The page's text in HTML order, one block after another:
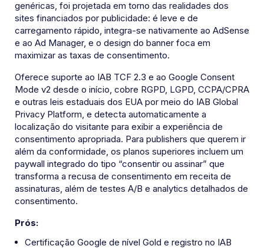
genéricas, foi projetada em torno das realidades dos
sites financiados por publicidade: é leve e de
carregamento rápido, integra-se nativamente ao AdSense
e ao Ad Manager, e o design do banner foca em
maximizar as taxas de consentimento.
Oferece suporte ao IAB TCF 2.3 e ao Google Consent
Mode v2 desde o início, cobre RGPD, LGPD, CCPA/CPRA
e outras leis estaduais dos EUA por meio do IAB Global
Privacy Platform, e detecta automaticamente a
localização do visitante para exibir a experiência de
consentimento apropriada. Para publishers que querem ir
além da conformidade, os planos superiores incluem um
paywall integrado do tipo “consentir ou assinar” que
transforma a recusa de consentimento em receita de
assinaturas, além de testes A/B e analytics detalhados de
consentimento.
Prós:
Certificação Google de nível Gold e registro no IAB